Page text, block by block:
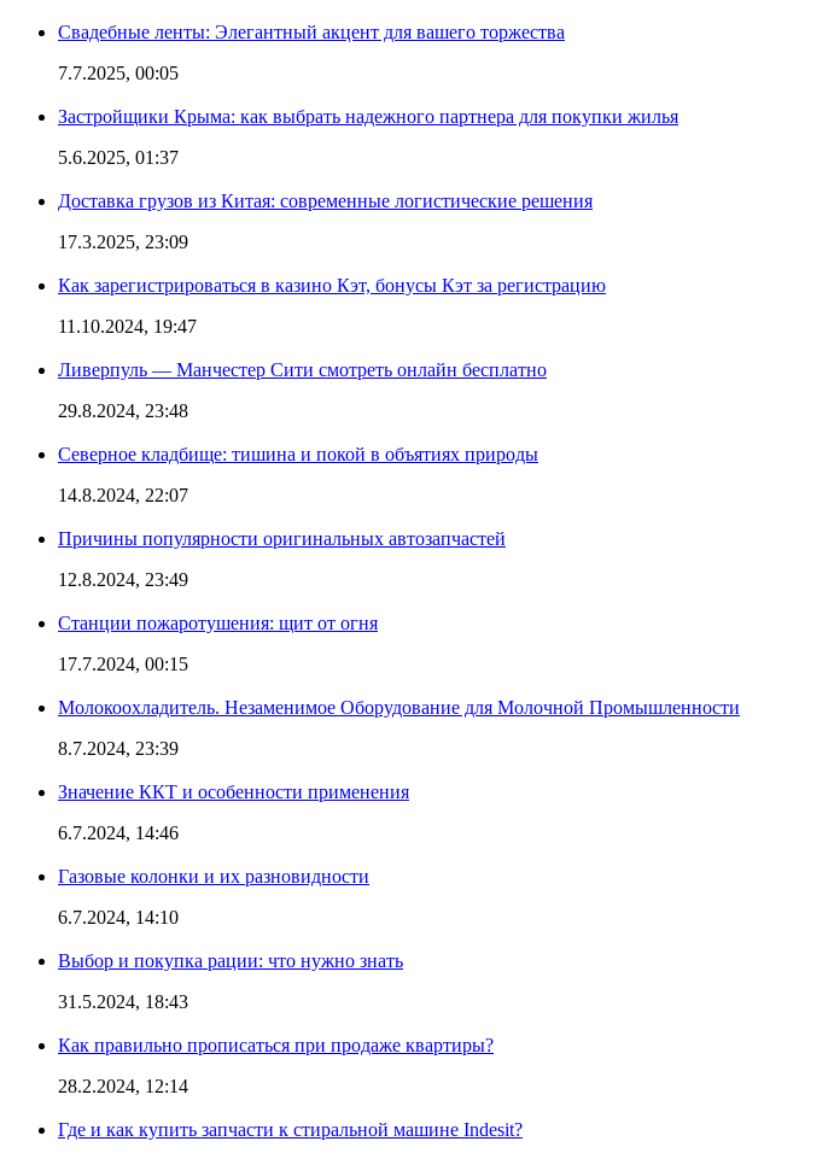
Свадебные ленты: Элегантный акцент для вашего торжества
7.7.2025, 00:05
Застройщики Крыма: как выбрать надежного партнера для покупки жилья
5.6.2025, 01:37
Доставка грузов из Китая: современные логистические решения
17.3.2025, 23:09
Как зарегистрироваться в казино Кэт, бонусы Кэт за регистрацию
11.10.2024, 19:47
Ливерпуль — Манчестер Сити смотреть онлайн бесплатно
29.8.2024, 23:48
Северное кладбище: тишина и покой в объятиях природы
14.8.2024, 22:07
Причины популярности оригинальных автозапчастей
12.8.2024, 23:49
Станции пожаротушения: щит от огня
17.7.2024, 00:15
Молокоохладитель. Незаменимое Оборудование для Молочной Промышленности
8.7.2024, 23:39
Значение ККТ и особенности применения
6.7.2024, 14:46
Газовые колонки и их разновидности
6.7.2024, 14:10
Выбор и покупка рации: что нужно знать
31.5.2024, 18:43
Как правильно прописаться при продаже квартиры?
28.2.2024, 12:14
Где и как купить запчасти к стиральной машине Indesit?